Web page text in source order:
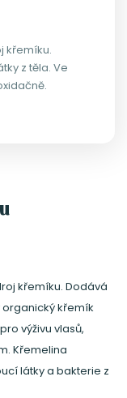
křemíku.
z těla. Ve
křemíku. Dodává
křemík
výživu vlasů,
Křemelina
látky a bakterie z